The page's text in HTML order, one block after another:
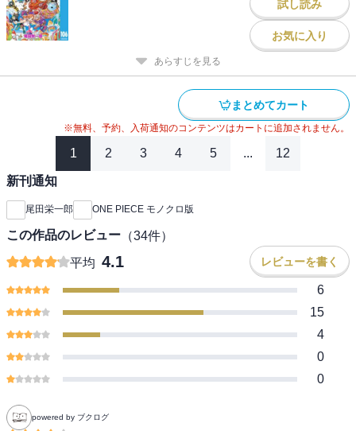
試し読み
お気に入り
あらすじを見る
まとめてカート
※無料、予約、入荷通知のコンテンツはカートに追加されません。
1 2 3 4 5 ... 12
新刊通知
尾田栄一郎 ONE PIECE モノクロ版
この作品のレビュー （34件）
平均 4.1 レビューを書く
6
15
4
0
0
powered by ブクログ